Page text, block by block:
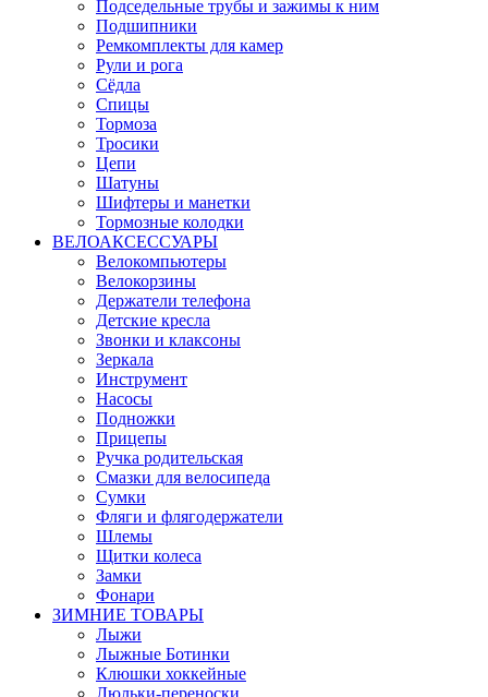
Подседельные трубы и зажимы к ним
Подшипники
Ремкомплекты для камер
Рули и рога
Сёдла
Спицы
Тормоза
Тросики
Цепи
Шатуны
Шифтеры и манетки
Тормозные колодки
ВЕЛОАКСЕССУАРЫ
Велокомпьютеры
Велокорзины
Держатели телефона
Детские кресла
Звонки и клаксоны
Зеркала
Инструмент
Насосы
Подножки
Прицепы
Ручка родительская
Смазки для велосипеда
Сумки
Фляги и флягодержатели
Шлемы
Щитки колеса
Замки
Фонари
ЗИМНИЕ ТОВАРЫ
Лыжи
Лыжные Ботинки
Клюшки хоккейные
Люльки-переноски